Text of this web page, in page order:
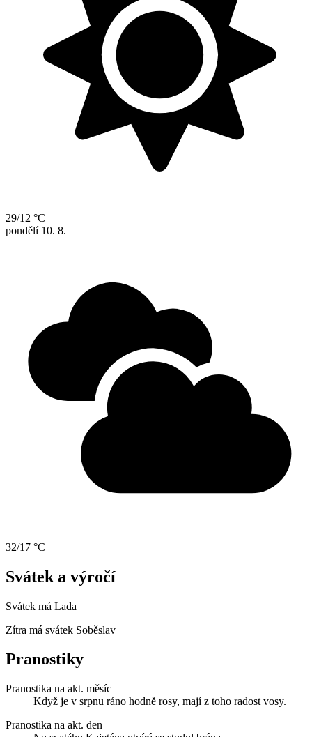
29/12 °C
pondělí 10. 8.
32/17 °C
Svátek a výročí
Svátek má Lada
Zítra má svátek Soběslav
Pranostiky
Pranostika na akt. měsíc
Když je v srpnu ráno hodně rosy, mají z toho radost vosy.
Pranostika na akt. den